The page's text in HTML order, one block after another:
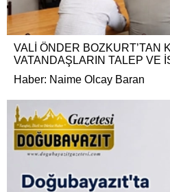
VALİ ÖNDER BOZKURT’TAN
VATANDAŞLARIN TALEP VE
Haber: Naime Olcay Baran